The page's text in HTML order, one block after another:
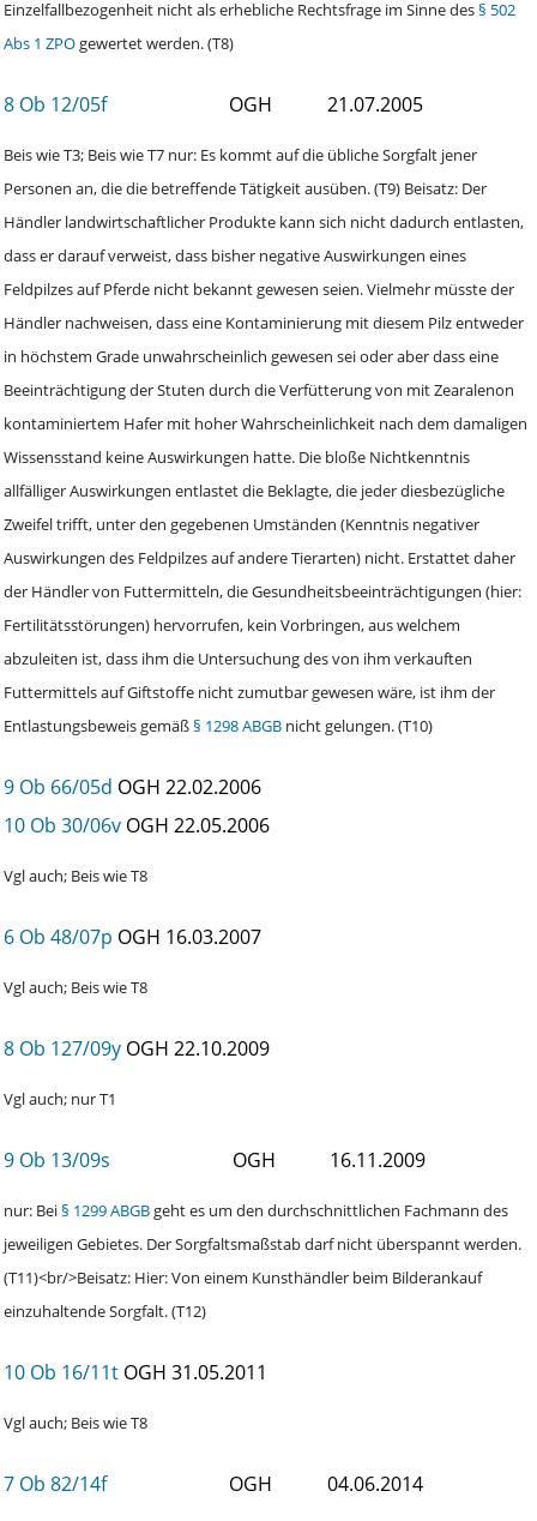
Einzelfallbezogenheit nicht als erhebliche Rechtsfrage im Sinne des§ 502
Abs 1 ZPOgewertet werden. (T8)
8 Ob 12/05f OGH 21.07.2005
Beis wie T3; Beis wie T7 nur: Es kommt auf die übliche Sorgfalt jener
Personen an, die die betreffende Tätigkeit ausüben. (T9) Beisatz: Der
Händler landwirtschaftlicher Produkte kann sich nicht dadurch entlasten,
dass er darauf verweist, dass bisher negative Auswirkungen eines
Feldpilzes auf Pferde nicht bekannt gewesen seien. Vielmehr müsste der
Händler nachweisen, dass eine Kontaminierung mit diesem Pilz entweder
in höchstem Grade unwahrscheinlich gewesen sei oder aber dass eine
Beeinträchtigung der Stuten durch die Verfütterung von mit Zearalenon
kontaminiertem Hafer mit hoher Wahrscheinlichkeit nach dem damaligen
Wissensstand keine Auswirkungen hatte. Die bloße Nichtkenntnis
allfälliger Auswirkungen entlastet die Beklagte, die jeder diesbezügliche
Zweifel trifft, unter den gegebenen Umständen (Kenntnis negativer
Auswirkungen des Feldpilzes auf andere Tierarten) nicht. Erstattet daher
der Händler von Futtermitteln, die Gesundheitsbeeinträchtigungen (hier:
Fertilitätsstörungen) hervorrufen, kein Vorbringen, aus welchem
abzuleiten ist, dass ihm die Untersuchung des von ihm verkauften
Futtermittels auf Giftstoffe nicht zumutbar gewesen wäre, ist ihm der
Entlastungsbeweis gemäß§ 1298 ABGB nicht gelungen. (T10)
9 Ob 66/05d OGH 22.02.2006
10 Ob 30/06v OGH 22.05.2006
Vgl auch; Beis wie T8
6 Ob 48/07p OGH 16.03.2007
Vgl auch; Beis wie T8
8 Ob 127/09y OGH 22.10.2009
Vgl auch; nur T1
9 Ob 13/09s OGH 16.11.2009
nur: Bei§ 1299 ABGBgeht es um den durchschnittlichen Fachmann des
jeweiligen Gebietes. Der Sorgfaltsmaßstab darf nicht überspannt werden.
(T11)<br/>Beisatz: Hier: Von einem Kunsthändler beim Bilderankauf
einzuhaltende Sorgfalt. (T12)
10 Ob 16/11t OGH 31.05.2011
Vgl auch; Beis wie T8
7 Ob 82/14f OGH 04.06.2014